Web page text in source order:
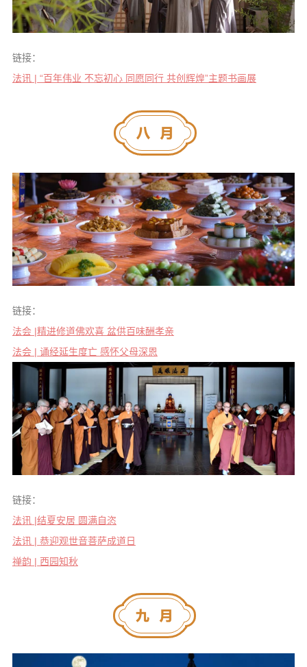
链接：
法讯 | “百年伟业 不忘初心 同愿同行 共创辉煌”主题书画展
链接：
法会 |精进修道佛欢喜 盆供百味酬孝亲
法会 | 诵经延生度亡 感怀父母深恩
链接：
法讯 |结夏安居 圆满自恣
法讯 | 恭迎观世音菩萨成道日
禅韵 | 西园知秋